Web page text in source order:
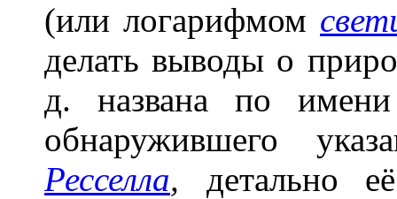
(или логарифмом
делать выводы о
д. названа по
обнаружившего
Ресселла, детально